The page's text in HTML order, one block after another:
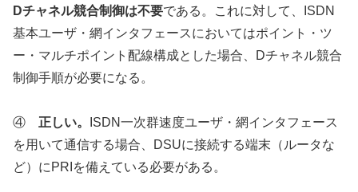
Dチャネル競合制御は不要である。これに対して、ISDN
基本ユーザ・網インタフェースにおいてはポイント・ツ
ー・マルチポイント配線構成とした場合、Dチャネル競合
制御手順が必要になる。
④ 正しい。
ISDN一次群速度ユーザ・網インタフェース
を用いて通信する場合、DSUに接続する端末（ルータな
ど）にPRIを備えている必要がある。